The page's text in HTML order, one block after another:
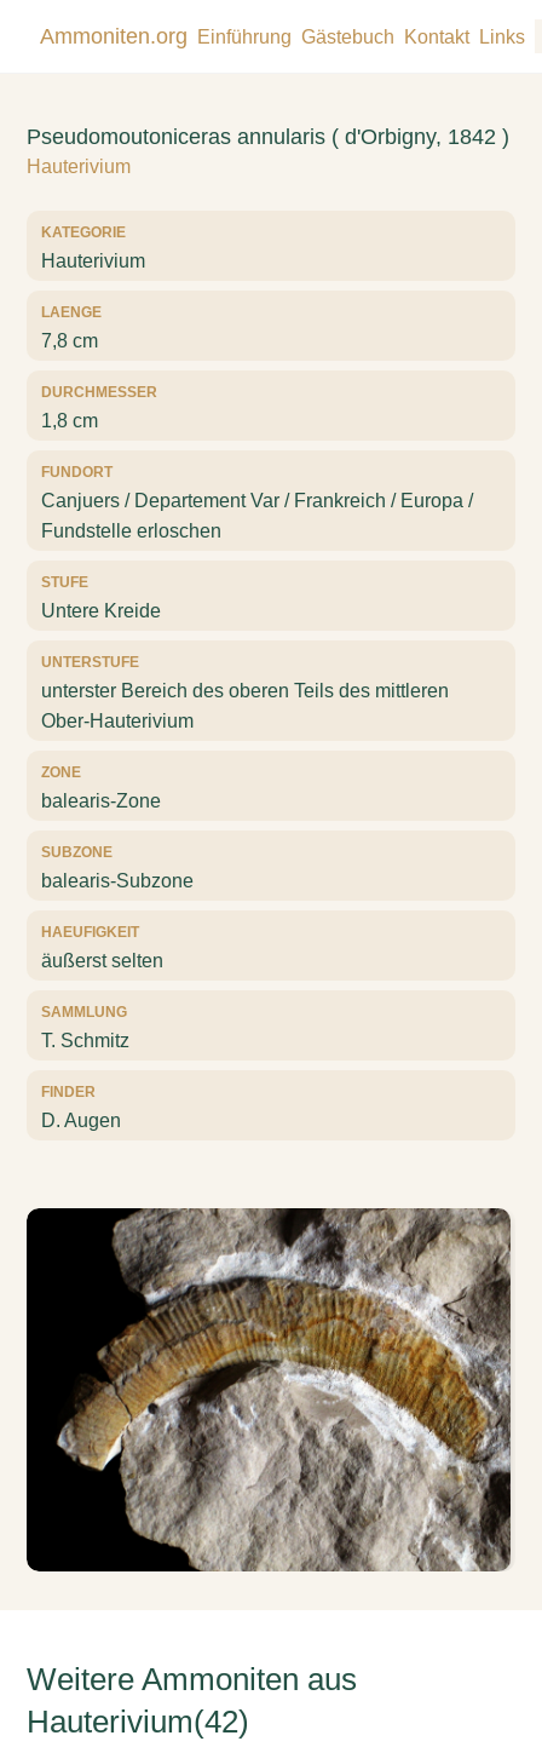
Ammoniten.org Einführung Gästebuch Kontakt Links
Pseudomoutoniceras annularis ( d'Orbigny, 1842 )
Hauterivium
KATEGORIE
Hauterivium
LAENGE
7,8 cm
DURCHMESSER
1,8 cm
FUNDORT
Canjuers / Departement Var / Frankreich / Europa /
Fundstelle erloschen
STUFE
Untere Kreide
UNTERSTUFE
unterster Bereich des oberen Teils des mittleren
Ober-Hauterivium
ZONE
balearis-Zone
SUBZONE
balearis-Subzone
HAEUFIGKEIT
äußerst selten
SAMMLUNG
T. Schmitz
FINDER
D. Augen
Weitere Ammoniten aus
Hauterivium(42)